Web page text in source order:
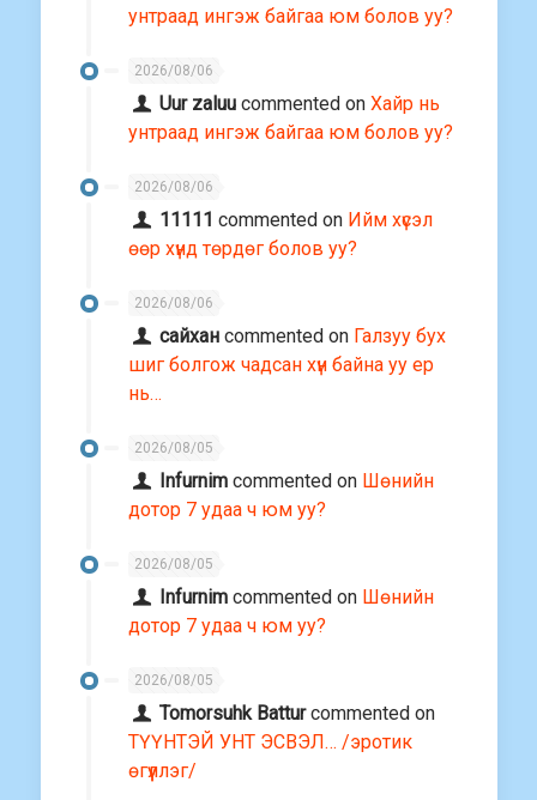
унтраад ингэж байгаа юм болов уу?
2026/08/06
Uur zaluu commented onХайр нь
унтраад ингэж байгаа юм болов уу?
2026/08/06
11111 commented on Ийм хүсэл
өөр хүнд төрдөг болов уу?
2026/08/06
сайхан commented on Галзуу бух
шиг болгож чадсан хүн байна уу ер
нь…
2026/08/05
Infurnim commented on Шөнийн
дотор 7 удаа ч юм уу?
2026/08/05
Infurnim commented on Шөнийн
дотор 7 удаа ч юм уу?
2026/08/05
Tomorsuhk Batturcommented on
ТҮҮНТЭЙ УНТ ЭСВЭЛ… /эротик
өгүүллэг/